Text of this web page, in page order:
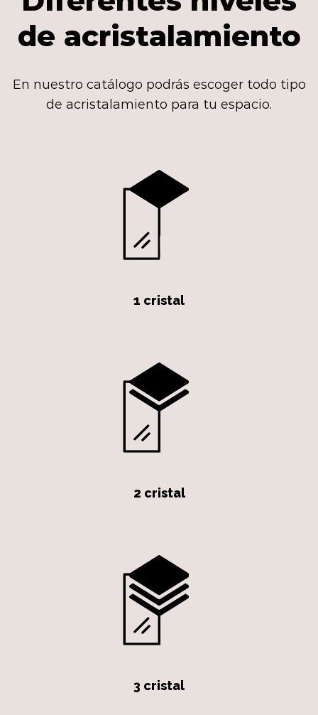
de acristalamiento
En nuestro catálogo podrás escoger todo tipo
de acristalamiento para tu espacio.
1 cristal
2 cristal
3 cristal